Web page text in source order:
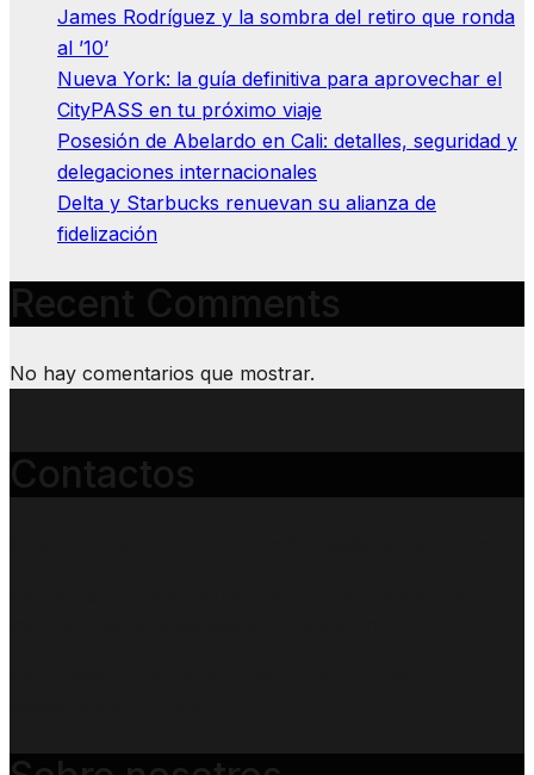
James Rodríguez y la sombra del retiro que ronda
al ’10’
Nueva York: la guía definitiva para aprovechar el
CityPASS en tu próximo viaje
Posesión de Abelardo en Cali: detalles, seguridad y
delegaciones internacionales
Delta y Starbucks renuevan su alianza de
fidelización
Recent Comments
No hay comentarios que mostrar.
Contactos